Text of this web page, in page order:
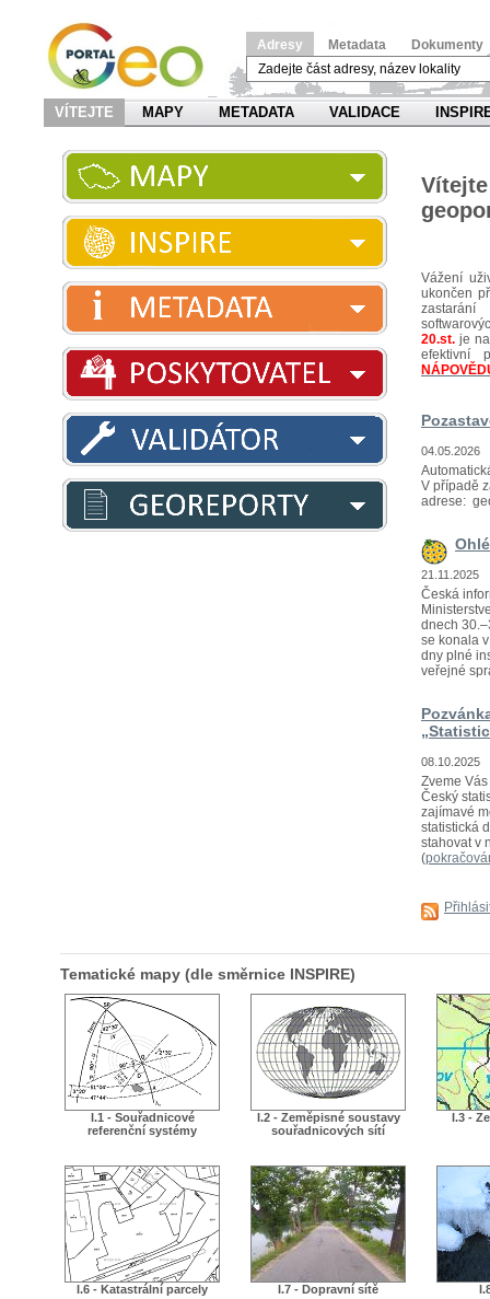
Adresy Metadata Dokumenty
VÍTEJTE MAPY METADATA VALIDACE
Vážení
ukončen
20.st. je
efektivní
04.05.2026
V případě
adrese:
21.11.2025
Česká
dnech
se konala
dny plné
veřejné
08.10.2025
Zveme
Český
zajímavé
statistická
stahovat v
(
Tematické mapy (dle směrnice INSPIRE)
I.1 - Souřadnicové
referenční systémy
I.2 - Zeměpisné soustavy
souřadnicových sítí
I.3 -
I.6 - Katastrální parcely I.7 - Dopravní sítě